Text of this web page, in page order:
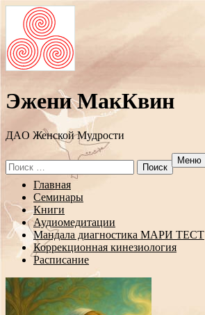
Эжени МакКвин
ДAO Женской Мудрости
Search
for:
Меню
Перейти
содержанию
Главная
Семинары
Книги
Аудиомедитации
Мандала диагностика МАРИ ТЕСТ
Коррекционная кинезиология
Расписание